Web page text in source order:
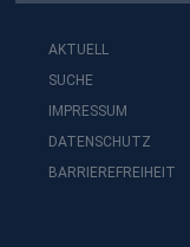
AKTUELL
SUCHE
IMPRESSUM
DATENSCHUTZ
BARRIEREFREIHEIT